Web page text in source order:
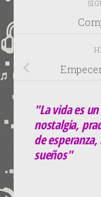
"La vida es
nostalgia,
de
sueños"